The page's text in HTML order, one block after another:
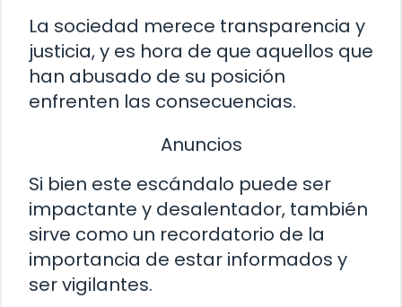
La sociedad merece transparencia y
justicia, y es hora de que aquellos que
han abusado de su posición
enfrenten las consecuencias.
Anuncios
Si bien este escándalo puede ser
impactante y desalentador, también
sirve como un recordatorio de la
importancia de estar informados y
ser vigilantes.